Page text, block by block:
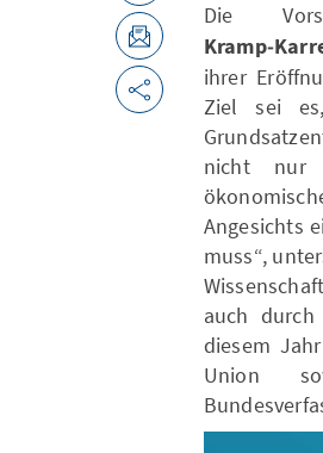
Die
ihrer
Ziel sei
nicht nur
Angesichts
muss“,
auch
diesem
Union